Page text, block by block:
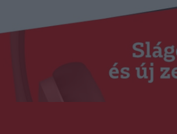
Műsorok
Duma Duba
Podcast és videók
Stáb